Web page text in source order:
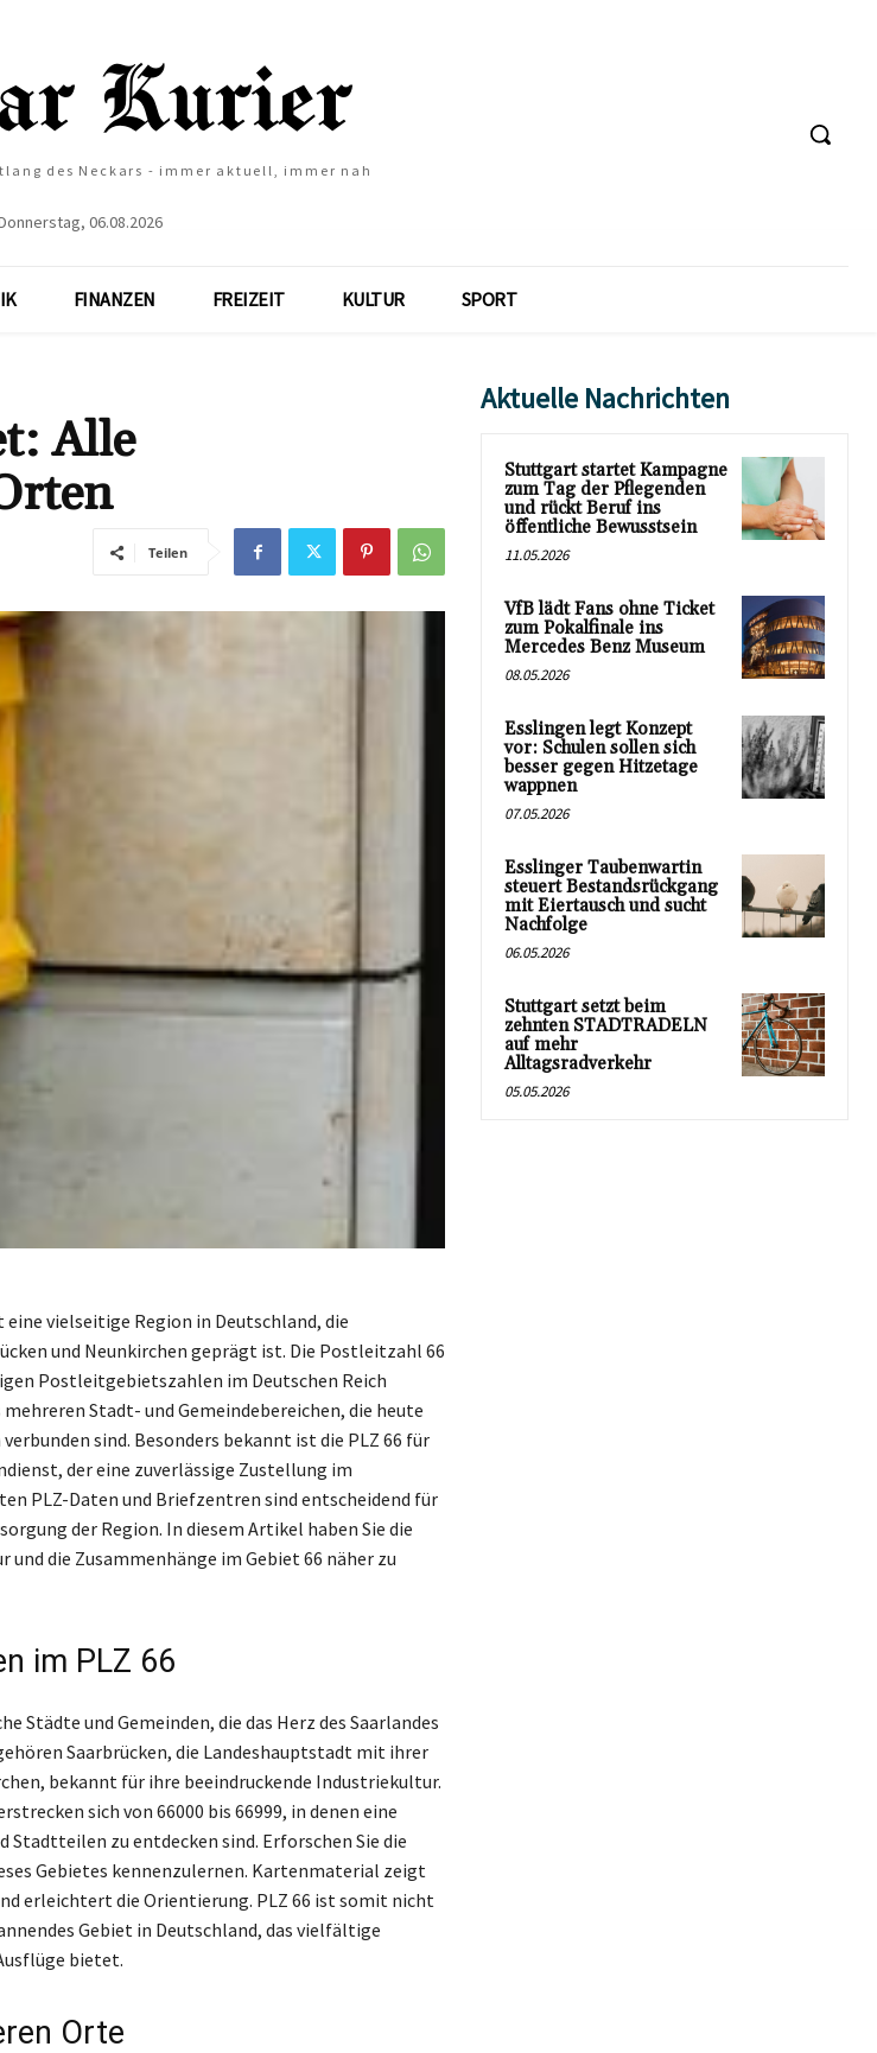
des Neckars - immer aktuell, immer nah
06.08.2026
FINANZEN FREIZEIT KULTUR SPORT
Alle
Teilen
vielseitige Region in Deutschland, die
und Neunkirchen geprägt ist. Die Postleitzahl 66
Postleitgebietszahlen im Deutschen Reich
Stadt- und Gemeindebereichen, die heute
sind. Besonders bekannt ist die PLZ 66 für
der eine zuverlässige Zustellung im
PLZ-Daten und Briefzentren sind entscheidend für
der Region. In diesem Artikel haben Sie die
die Zusammenhänge im Gebiet 66 näher zu
im PLZ 66
Städte und Gemeinden, die das Herz des Saarlandes
Saarbrücken, die Landeshauptstadt mit ihrer
bekannt für ihre beeindruckende Industriekultur.
sich von 66000 bis 66999, in denen eine
Stadtteilen zu entdecken sind. Erforschen Sie die
Gebietes kennenzulernen. Kartenmaterial zeigt
erleichtert die Orientierung. PLZ 66 ist somit nicht
Gebiet in Deutschland, das vielfältige
bietet.
Orte
Aktuelle Nachrichten
Stuttgart startet Kampagne
zum Tag der Pflegenden
und rückt Beruf ins
öffentliche Bewusstsein
11.05.2026
VfB lädt Fans ohne Ticket
zum Pokalfinale ins
Mercedes Benz Museum
08.05.2026
Esslingen legt Konzept
vor: Schulen sollen sich
besser gegen Hitzetage
wappnen
07.05.2026
Esslinger Taubenwartin
steuert Bestandsrückgang
mit Eiertausch und sucht
Nachfolge
06.05.2026
Stuttgart setzt beim
zehnten STADTRADELN
auf mehr
Alltagsradverkehr
05.05.2026